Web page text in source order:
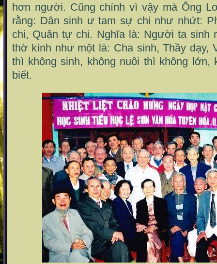
hơn người. Cũng chính vì vậy mà Ông
rằng: Dân sinh ư tam sự chi như nhứt:
chi, Quân tự chi. Nghĩa là: Người ta sinh
thờ kính như một là: Cha sinh, Thầy dạy,
thì không sinh, không nuôi thì không lớn,
biết.